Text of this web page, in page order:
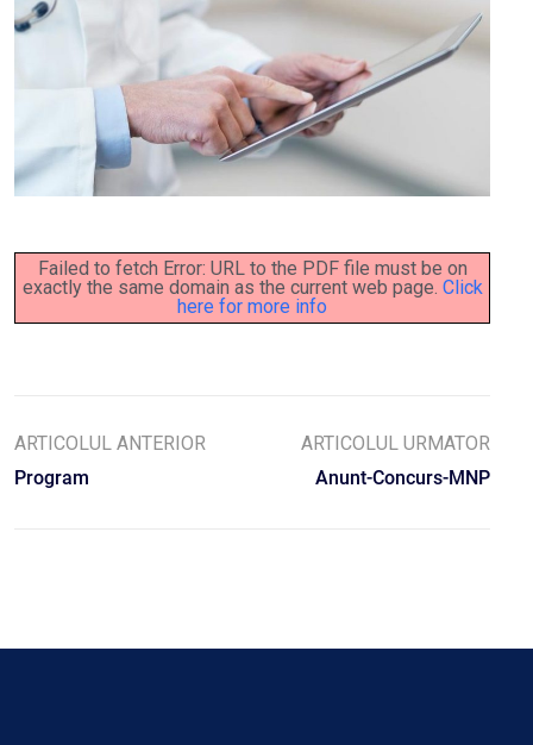
Failed to fetch Error: URL to the PDF file must be on
exactly the same domain as the current web page. Click
here for more info
ARTICOLUL ANTERIOR
Program
ARTICOLUL URMATOR
Anunt-Concurs-MNP